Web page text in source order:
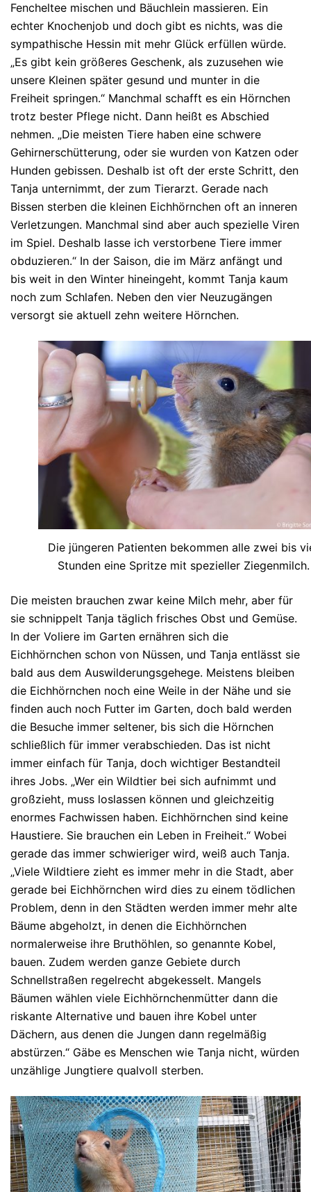
Fencheltee mischen und Bäuchlein massieren. Ein
echter Knochenjob und doch gibt es nichts, was die
sympathische Hessin mit mehr Glück erfüllen würde.
„Es gibt kein größeres Geschenk, als zuzusehen wie
unsere Kleinen später gesund und munter in die
Freiheit springen.“ Manchmal schafft es ein Hörnchen
trotz bester Pflege nicht. Dann heißt es Abschied
nehmen. „Die meisten Tiere haben eine schwere
Gehirnerschütterung, oder sie wurden von Katzen oder
Hunden gebissen. Deshalb ist oft der erste Schritt, den
Tanja unternimmt, der zum Tierarzt. Gerade nach
Bissen sterben die kleinen Eichhörnchen oft an inneren
Verletzungen. Manchmal sind aber auch spezielle Viren
im Spiel. Deshalb lasse ich verstorbene Tiere immer
obduzieren.“ In der Saison, die im März anfängt und
bis weit in den Winter hineingeht, kommt Tanja kaum
noch zum Schlafen. Neben den vier Neuzugängen
versorgt sie aktuell zehn weitere Hörnchen.
Die jüngeren Patienten bekommen alle zwei bis
Stunden eine Spritze mit spezieller Ziegenmilch.
Die meisten brauchen zwar keine Milch mehr, aber für
sie schnippelt Tanja täglich frisches Obst und Gemüse.
In der Voliere im Garten ernähren sich die
Eichhörnchen schon von Nüssen, und Tanja entlässt sie
bald aus dem Auswilderungsgehege. Meistens bleiben
die Eichhörnchen noch eine Weile in der Nähe und sie
finden auch noch Futter im Garten, doch bald werden
die Besuche immer seltener, bis sich die Hörnchen
schließlich für immer verabschieden. Das ist nicht
immer einfach für Tanja, doch wichtiger Bestandteil
ihres Jobs. „Wer ein Wildtier bei sich aufnimmt und
großzieht, muss loslassen können und gleichzeitig
enormes Fachwissen haben. Eichhörnchen sind keine
Haustiere. Sie brauchen ein Leben in Freiheit.“ Wobei
gerade das immer schwieriger wird, weiß auch Tanja.
„Viele Wildtiere zieht es immer mehr in die Stadt, aber
gerade bei Eichhörnchen wird dies zu einem tödlichen
Problem, denn in den Städten werden immer mehr alte
Bäume abgeholzt, in denen die Eichhörnchen
normalerweise ihre Bruthöhlen, so genannte Kobel,
bauen. Zudem werden ganze Gebiete durch
Schnellstraßen regelrecht abgekesselt. Mangels
Bäumen wählen viele Eichhörnchenmütter dann die
riskante Alternative und bauen ihre Kobel unter
Dächern, aus denen die Jungen dann regelmäßig
abstürzen.“ Gäbe es Menschen wie Tanja nicht, würden
unzählige Jungtiere qualvoll sterben.